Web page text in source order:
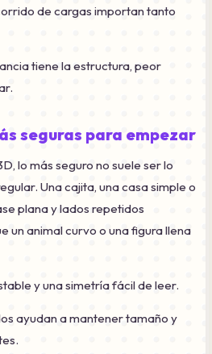
de cargas importan tanto
tiene la estructura, peor
seguras para empezar
lo más seguro no suele ser lo
Una cajita, una casa simple o
plana y lados repetidos
un animal curvo o una figura llena
y una simetría fácil de leer.
ayudan a mantener tamaño y